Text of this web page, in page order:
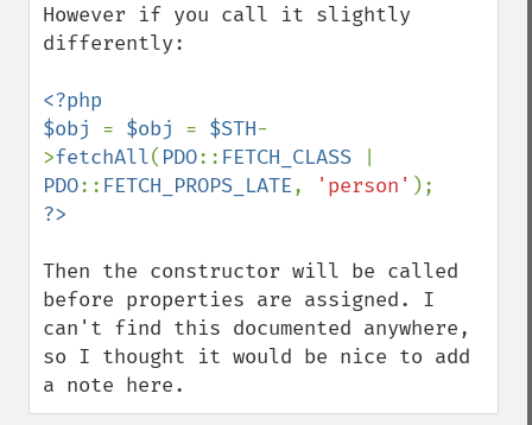
However if you call it slightly
differently:
<?php
$obj = $obj = $STH-
>fetchAll( PDO:: FETCH_CLASS
PDO:: FETCH_PROPS_LATE, 'person'
Then the constructor will be called
before properties are assigned. I
can't find this documented anywhere,
so I thought it would be nice to add
a note here.